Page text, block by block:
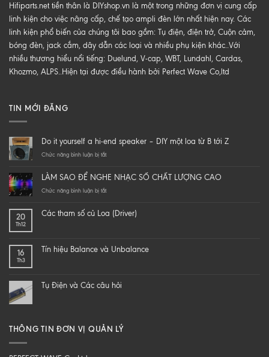
Hifiparts.net tiền thân là DIYshop.vn là một trong những đơn vị cung cấp
linh kiện cho việc nâng cấp, chế tạo ampli đèn lớn nhất hiện nay. Các
linh kiện phổ biến của chúng tôi bao gồm: Tụ điện, điện trở, Cuộn cảm,
bóng đèn, jack cắm, dây dẫn các loại và nhiều phụ kiện khác..Với
nhiều thương hiểu nổi tiếng: Duelund, V-cap, WBT, Lundahl, Cardas,
Khozmo, ALPS..Hiện tại được điều hành bởi Perfect Wave Co,ltd
TIN MỚI ĐĂNG
Do it yourself a hi-end speaker – DIY một loa từ B tới Z
Chức năng bình luận bị tắtở
yourself
a
speaker
loa
Z
LÀM SAO ĐỂ NGHE NHẠC SỐ CHẤT LƯỢNG CAO
Chức năng bình luận bị tắtở
ĐỂ
CHẤT
20
Th12
Các tham số củ Loa (Driver)
16
Th3
Tín hiệu Balance và Unbalance
Tụ Điện và Các câu hỏi
THÔNG TIN ĐƠN VỊ QUẢN LÝ